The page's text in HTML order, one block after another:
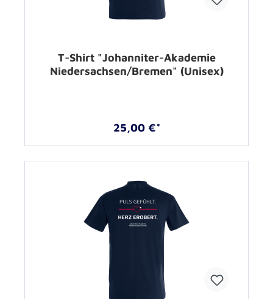
T-Shirt "Johanniter-Akademie
Niedersachsen/Bremen" (Unisex)
25,00 €*